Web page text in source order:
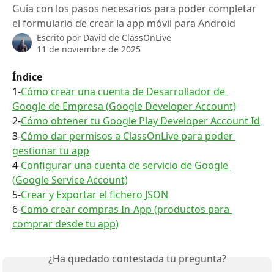
Guía con los pasos necesarios para poder completar
el formulario de crear la app móvil para Android
Escrito por David de ClassOnLive
11 de noviembre de 2025
Índice
1-Cómo crear una cuenta de Desarrollador de
Google de Empresa (Google Developer Account)
2-Cómo obtener tu Google Play Developer Account Id
3-Cómo dar permisos a ClassOnLive para poder
gestionar tu app
4-Configurar una cuenta de servicio de Google
(Google Service Account)
5-Crear y Exportar el fichero JSON
6-Como crear compras In-App (productos para
comprar desde tu app)
¿Ha quedado contestada tu pregunta?